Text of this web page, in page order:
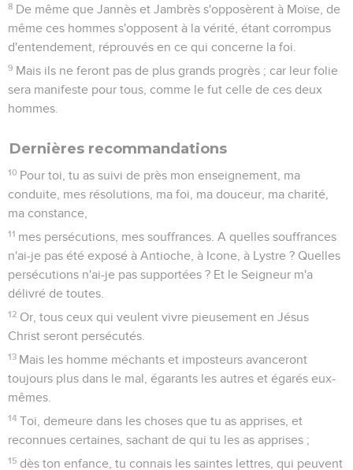
8 De même que Jannès et Jambrès s'opposèrent à Moïse, de
même ces hommes s'opposent à la vérité, étant corrompus
d'entendement, réprouvés en ce qui concerne la foi.
9 Mais ils ne feront pas de plus grands progrès ; car leur folie
sera manifeste pour tous, comme le fut celle de ces deux
hommes.
Dernières recommandations
10 Pour toi, tu as suivi de près mon enseignement, ma
conduite, mes résolutions, ma foi, ma douceur, ma charité,
ma constance,
11 mes persécutions, mes souffrances. A quelles souffrances
n'ai-je pas été exposé à Antioche, à Icone, à Lystre ? Quelles
persécutions n'ai-je pas supportées ? Et le Seigneur m'a
délivré de toutes.
12 Or, tous ceux qui veulent vivre pieusement en Jésus
Christ seront persécutés.
13 Mais les homme méchants et imposteurs avanceront
toujours plus dans le mal, égarants les autres et égarés eux-
mêmes.
14 Toi, demeure dans les choses que tu as apprises, et
reconnues certaines, sachant de qui tu les as apprises ;
15 dès ton enfance, tu connais les saintes lettres, qui peuvent